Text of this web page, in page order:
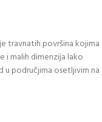
travnatih površina kojima
i malih dimenzija lako
u područjima osetljivim na